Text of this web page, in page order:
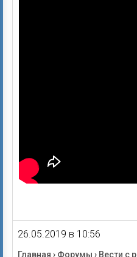
26.05.2019 в 10:56
Главная › Форумы › Вести с